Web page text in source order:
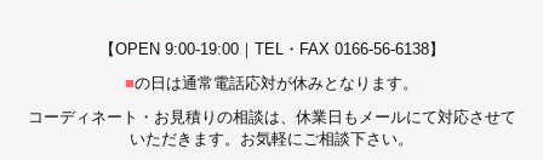
【OPEN 9:00-19:00｜TEL・FAX 0166-56-6138】
■の日は通常電話応対が休みとなります。
コーディネート・お見積りの相談は、休業日もメールにて対応させて
いただきます。お気軽にご相談下さい。